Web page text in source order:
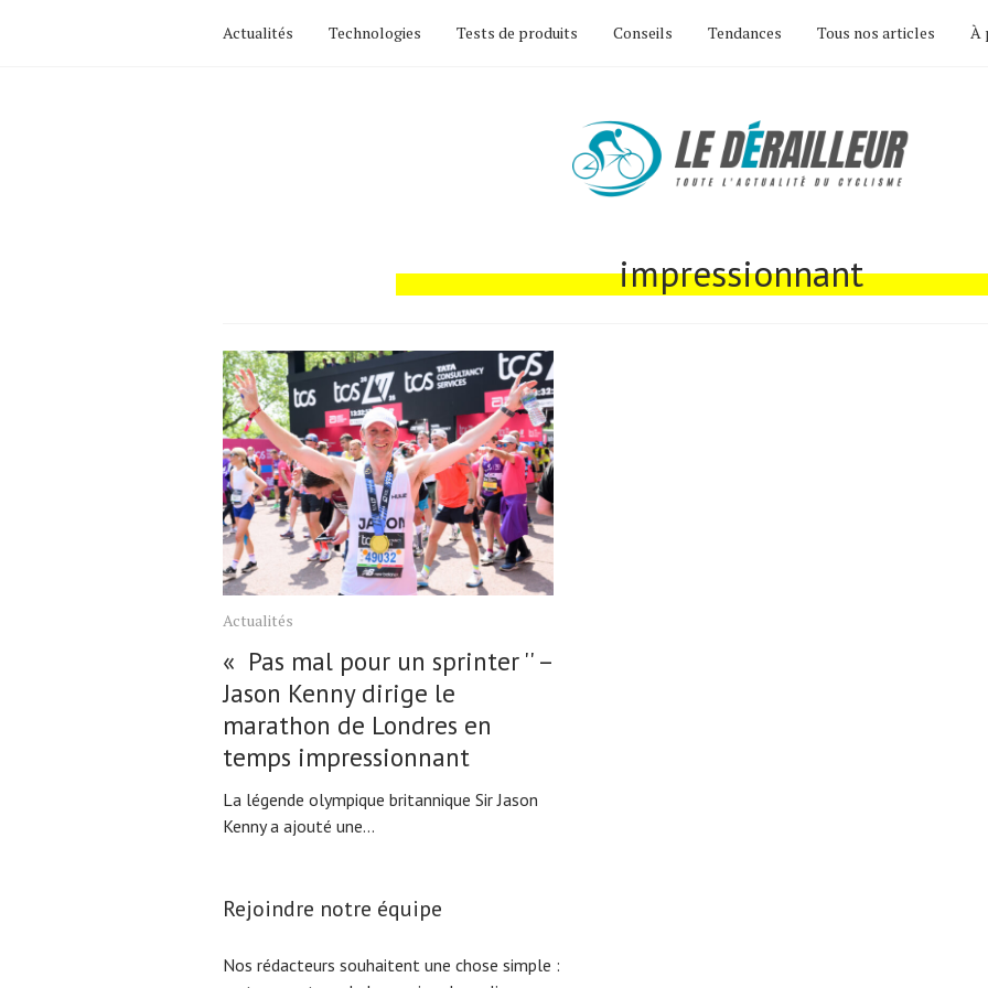
Actualités Technologies Tests de produits Conseils Tendances Tous nos articles À
impressionnant
Actualités
« Pas mal pour un sprinter '' –
Jason Kenny dirige le
marathon de Londres en
temps impressionnant
La légende olympique britannique Sir Jason
Kenny a ajouté une...
Rejoindre notre équipe
Nos rédacteurs souhaitent une chose simple :